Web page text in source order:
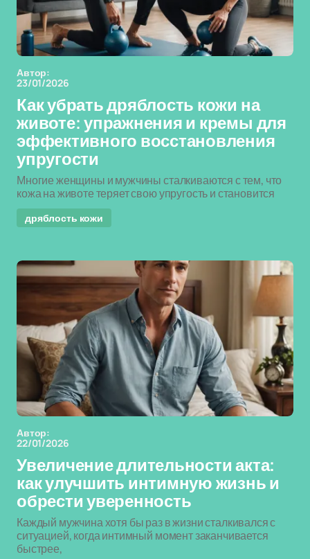
Автор:
23/01/2026
Как убрать дряблость кожи на
животе: упражнения и кремы для
эффективного восстановления
упругости
Многие женщины и мужчины сталкиваются с тем, что
кожа на животе теряет свою упругость и становится
дряблость кожи
Автор:
22/01/2026
Увеличение длительности акта:
как улучшить интимную жизнь и
обрести уверенность
Каждый мужчина хотя бы раз в жизни сталкивался с
ситуацией, когда интимный момент заканчивается
быстрее,